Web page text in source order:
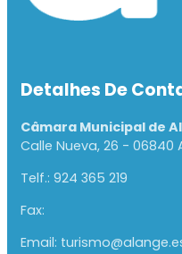
Detalhes De
Câmara Municipal de
Calle Nueva, 26 - 06840
Telf.: 924 365 219
Fax:
Email: